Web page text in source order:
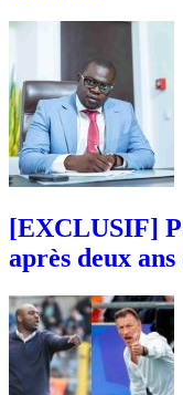
[EXCLUSIF]
après deux